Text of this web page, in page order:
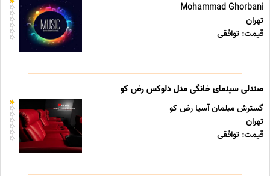
Mohammad Ghorbani
تهران
قیمت: توافقی
صندلی سینمای خانگی مدل دلوکس رض کو
گسترش مبلمان آسیا رض کو
تهران
قیمت: توافقی